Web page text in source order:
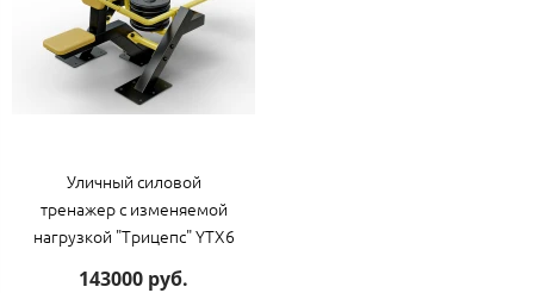
Уличный силовой
тренажер с изменяемой
нагрузкой "Трицепс" YTX6
143000 руб.